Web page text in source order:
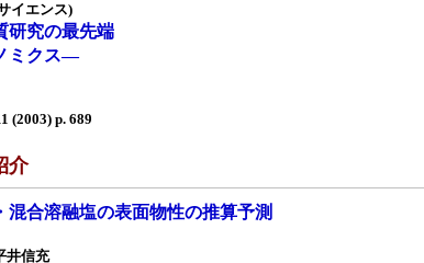
イエンス)
研究の最先端
ミクス—
(2003) p. 689
介
混合溶融塩の表面物性の推算予測
井信充